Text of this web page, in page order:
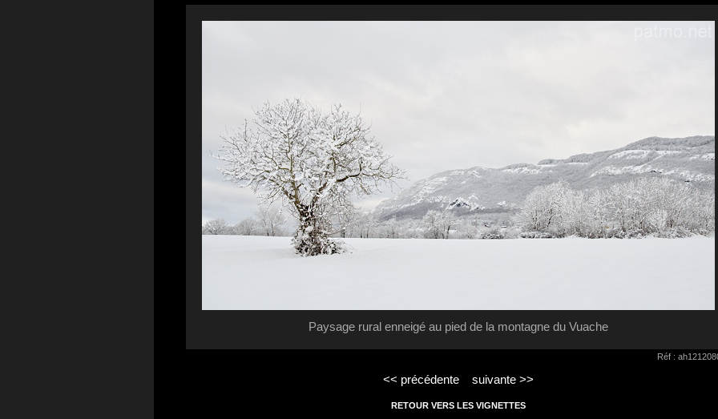
Paysage rural enneigé au pied de la montagne du Vuache
Réf :
<< précédente suivante >>
RETOUR VERS LES VIGNETTES